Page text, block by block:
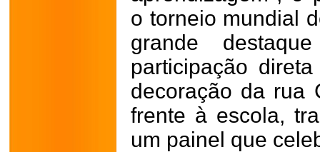
o torneio mundial
grande
participação
decoração da rua
frente à escola,
um painel que